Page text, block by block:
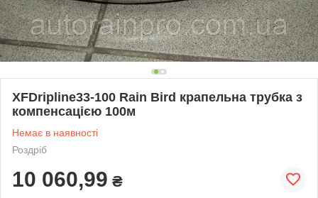
XFDripline33-100 Rain Bird крапельна трубка з
компенсацією 100м
Немає в наявності
Роздріб
10 060,99 ₴